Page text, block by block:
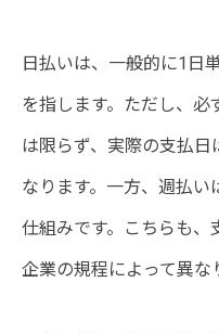
日払いは、一般的に1日
を指します。ただし、必
は限らず、実際の支払
なります。一方、週払
仕組みです。こちらも、
企業の規程によって異な